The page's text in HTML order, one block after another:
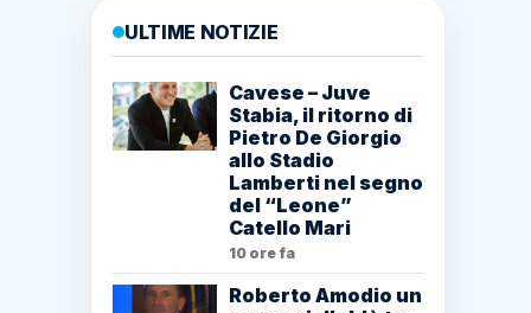
ULTIME NOTIZIE
Cavese – Juve
Stabia, il ritorno di
Pietro De Giorgio
allo Stadio
Lamberti nel segno
del “Leone”
Catello Mari
10 ore fa
Roberto Amodio un